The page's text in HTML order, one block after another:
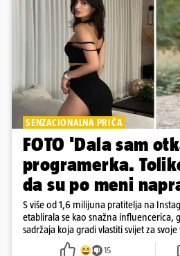
SENZACIONALNA PRIČA
FOTO 'Dala sam
programerka.
da su po meni
S više od 1,6 milijuna pratitelja na
etablirala se kao snažna influencerica,
sadržaja koja gradi vlastiti svijet za
pokazuje da online slava dolazi i s
15